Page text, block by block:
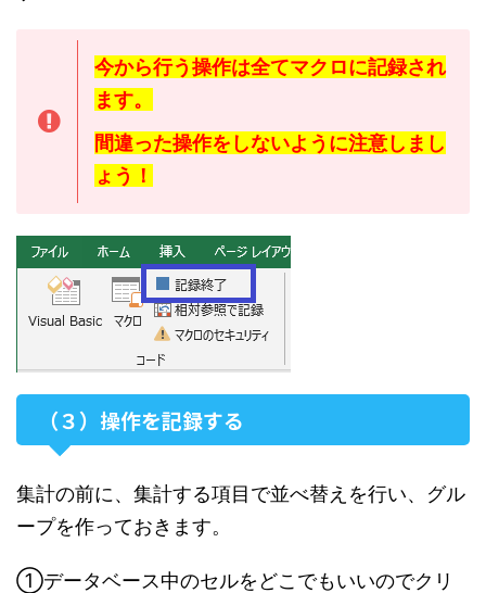
今から行う操作は全てマクロに記録され
ます。
間違った操作をしないように注意しまし
ょう！
（３）操作を記録する
集計の前に、集計する項目で並べ替えを行い、グル
ープを作っておきます。
①データベース中のセルをどこでもいいのでクリ